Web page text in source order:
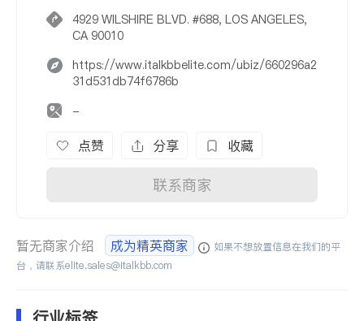
4929 WILSHIRE BLVD. #688, LOS ANGELES,
CA 90010
https://www.italkbbelite.com/ubiz/660296a2
31d531db74f6786b
-
点赞 分享 收藏
联系商家
暂无商家介绍 成为精英商家
如果不想放置信息在我们的平
台，请联系elite.sales@italkbb.com